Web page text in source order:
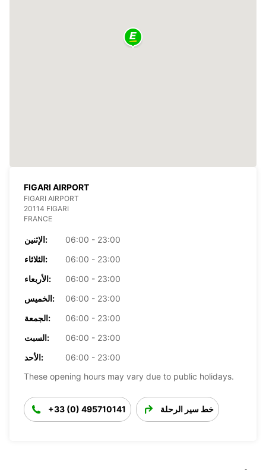
FIGARI AIRPORT
FIGARI AIRPORT
20114 FIGARI
FRANCE
الإثنين:
06:00 - 23:00
الثلاثاء:
06:00 - 23:00
الأربعاء:
06:00 - 23:00
الخميس:
06:00 - 23:00
الجمعة:
06:00 - 23:00
السبت:
06:00 - 23:00
الأحد:
06:00 - 23:00
These opening hours may vary due to public holidays.
+33 (0) 495710141 خط سير الرحلة